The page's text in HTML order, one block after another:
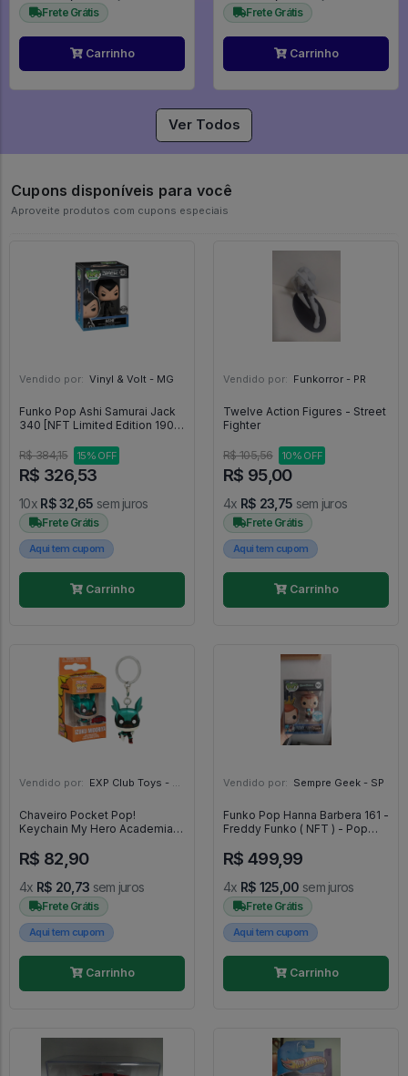
Frete Grátis
Carrinho
Frete Grátis
Carrinho
Ver Todos
Cupons disponíveis para você
Aproveite produtos com cupons especiais
Vendido por: Vinyl & Volt - MG
Funko Pop Ashi Samurai Jack
340 [NFT Limited Edition 1900
R$ 384,15
15% OFF
R$ 326,53
10x R$ 32,65 sem juros
Frete Grátis
Aqui tem cupom
Carrinho
Vendido por: Funkorror - PR
Twelve Action Figures - Street
Fighter
R$ 105,56 10% OFF
R$ 95,00
4x R$ 23,75 sem juros
Frete Grátis
Aqui tem cupom
Carrinho
Vendido por: EXP Club Toys - SP
Chaveiro Pocket Pop!
Keychain My Hero Academia
R$ 82,90
4x R$ 20,73 sem juros
Frete Grátis
Aqui tem cupom
Carrinho
Vendido por: Sempre Geek - SP
Funko Pop Hanna Barbera 161 -
Freddy Funko ( NFT ) - Pop
R$ 499,99
4x R$ 125,00 sem juros
Frete Grátis
Aqui tem cupom
Carrinho